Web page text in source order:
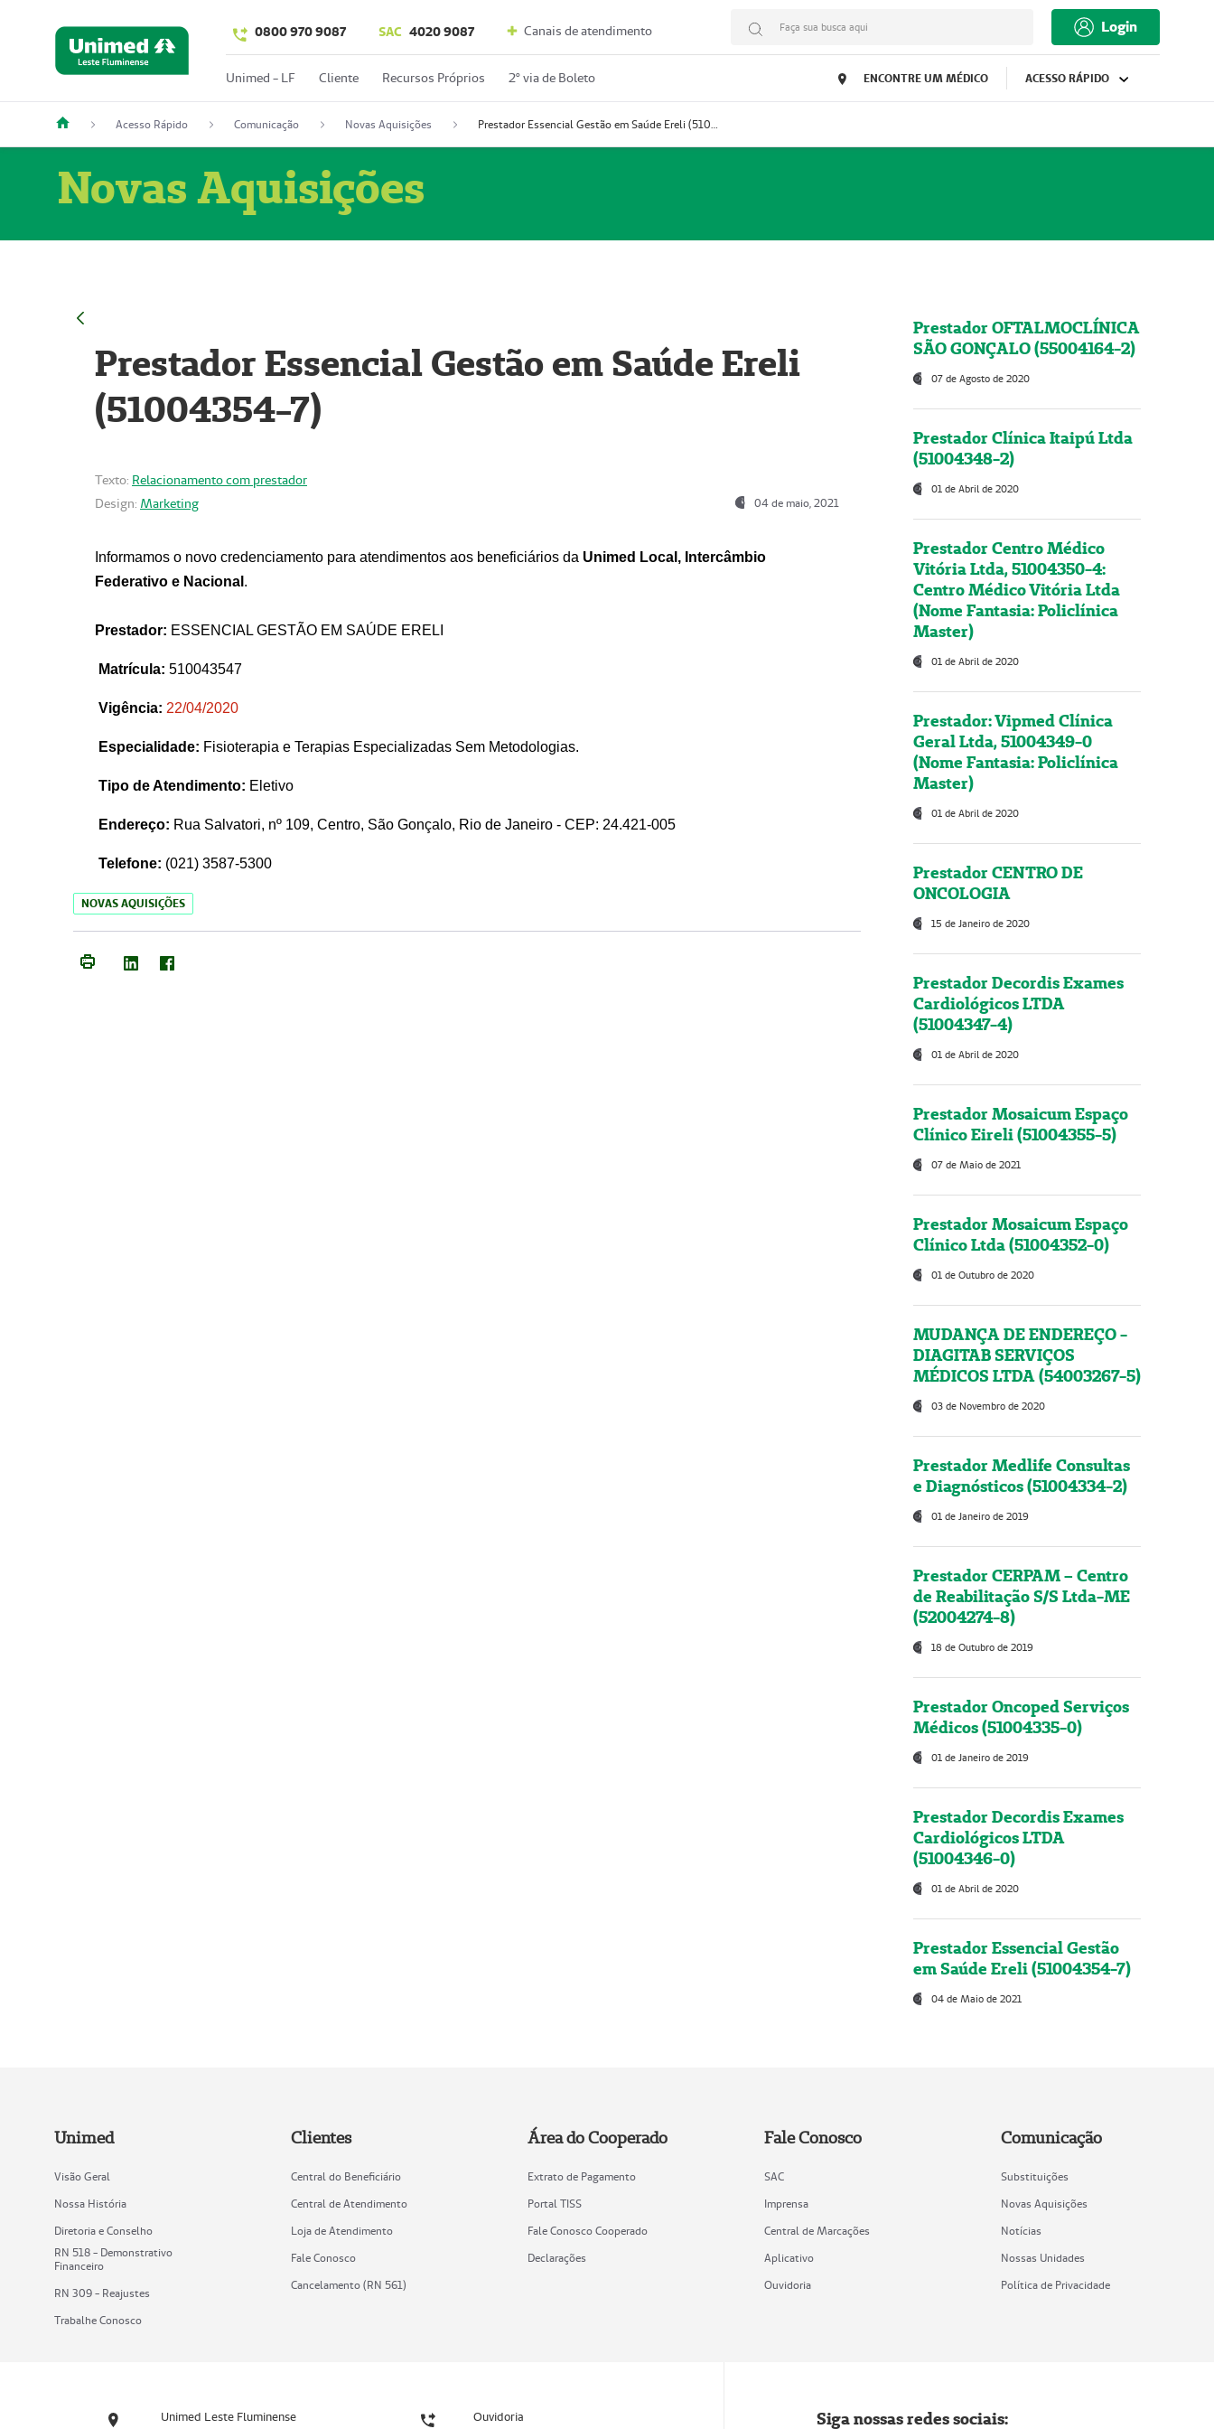
0800 970 9087 SAC 4020 9087 Canais de atendimento Faça sua busca aqui Login
Unimed - LF Cliente Recursos Próprios 2º via de Boleto ENCONTRE UM MÉDICO ACESSO RÁPIDO
Acesso Rápido Comunicação Novas Aquisições Prestador Essencial Gestão em Saúde Ereli (51004354-7)
Novas Aquisições
Prestador Essencial Gestão em Saúde Ereli
(51004354-7)
Texto: Relacionamento com prestador
Design: Marketing 04 de maio, 2021
Informamos o novo credenciamento para atendimentos aos beneficiários da Unimed Local, Intercâmbio
Federativo e Nacional .
Prestador: ESSENCIAL GESTÃO EM SAÚDE ERELI
Matrícula: 510043547
Vigência: 22/04/2020
Especialidade: Fisioterapia e Terapias Especializadas Sem Metodologias.
Tipo de Atendimento: Eletivo
Endereço: Rua Salvatori, nº 109, Centro, São Gonçalo, Rio de Janeiro - CEP: 24.421-005
Telefone: (021) 3587-5300
NOVAS AQUISIÇÕES
Prestador OFTALMOCLÍNICA
SÃO GONÇALO (55004164-2)
07 de Agosto de 2020
Prestador Clínica Itaipú Ltda
(51004348-2)
01 de Abril de 2020
Prestador Centro Médico
Vitória Ltda, 51004350-4:
Centro Médico Vitória Ltda
(Nome Fantasia: Policlínica
Master)
01 de Abril de 2020
Prestador: Vipmed Clínica
Geral Ltda, 51004349-0
(Nome Fantasia: Policlínica
Master)
01 de Abril de 2020
Prestador CENTRO DE
ONCOLOGIA
15 de Janeiro de 2020
Prestador Decordis Exames
Cardiológicos LTDA
(51004347-4)
01 de Abril de 2020
Prestador Mosaicum Espaço
Clínico Eireli (51004355-5)
07 de Maio de 2021
Prestador Mosaicum Espaço
Clínico Ltda (51004352-0)
01 de Outubro de 2020
MUDANÇA DE ENDEREÇO -
DIAGITAB SERVIÇOS
MÉDICOS LTDA (54003267-5)
03 de Novembro de 2020
Prestador Medlife Consultas
e Diagnósticos (51004334-2)
01 de Janeiro de 2019
Prestador CERPAM – Centro
de Reabilitação S/S Ltda-ME
(52004274-8)
18 de Outubro de 2019
Prestador Oncoped Serviços
Médicos (51004335-0)
01 de Janeiro de 2019
Prestador Decordis Exames
Cardiológicos LTDA
(51004346-0)
01 de Abril de 2020
Prestador Essencial Gestão
em Saúde Ereli (51004354-7)
04 de Maio de 2021
Unimed
Visão Geral
Nossa História
Diretoria e Conselho
RN 518 - Demonstrativo
Financeiro
RN 309 - Reajustes
Trabalhe Conosco
Clientes
Central do Beneficiário
Central de Atendimento
Loja de Atendimento
Fale Conosco
Cancelamento (RN 561)
Área do Cooperado
Extrato de Pagamento
Portal TISS
Fale Conosco Cooperado
Declarações
Fale Conosco
SAC
Imprensa
Central de Marcações
Aplicativo
Ouvidoria
Comunicação
Substituições
Novas Aquisições
Notícias
Nossas Unidades
Política de Privacidade
Unimed Leste Fluminense Ouvidoria Siga nossas redes sociais: